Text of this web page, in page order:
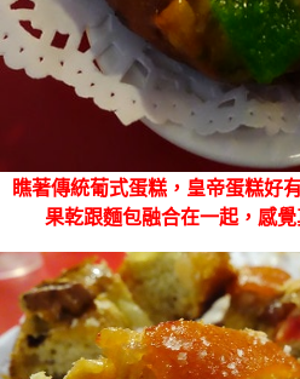
瞧著傳統葡式蛋糕，皇帝蛋糕好
果乾跟麵包融合在一起，感覺